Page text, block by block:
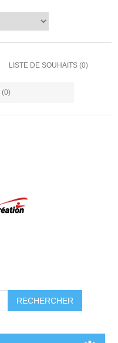
LISTE DE SOUHAITS (0)
(0)
RECHERCHER